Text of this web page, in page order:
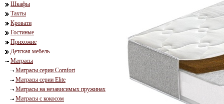
Шкафы
Тахты
Кровати
Гостиные
Прихожие
Детская мебель
Матрасы
Матрасы серии Comfort
Матрасы серии Elite
Матрасы на независимых пружинах
Матрасы с кокосом